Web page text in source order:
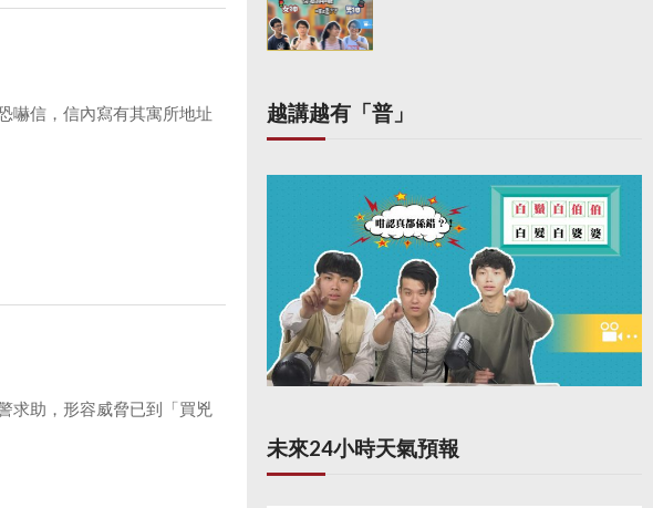
嚇信，信內寫有其寓所地址
求助，形容威脅已到「買兇
越講越有「普」
未來24小時天氣預報